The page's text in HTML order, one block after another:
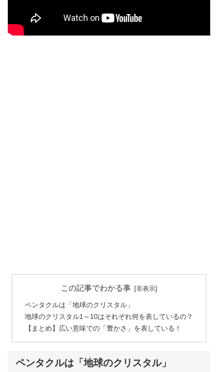
この記事でわかる事
ペンタクルは「地球のクリスタル」
地球のクリスタル1～10はそれぞれ何を表しているの？
【まとめ】広い意味での「豊かさ」を表している！
ペンタクルは「地球のクリスタル」